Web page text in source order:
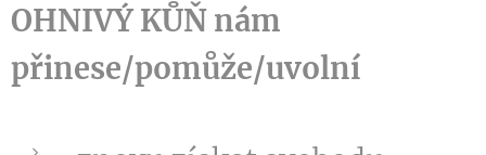
OHNIVÝ KŮŇ nám
přinese/pomůže/uvolní